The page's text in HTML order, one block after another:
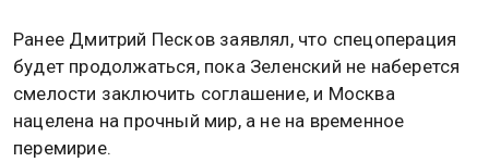
Ранее Дмитрий Песков заявлял, что спецоперация
будет продолжаться, пока Зеленский не наберется
смелости заключить соглашение, и Москва
нацелена на прочный мир, а не на временное
перемирие.